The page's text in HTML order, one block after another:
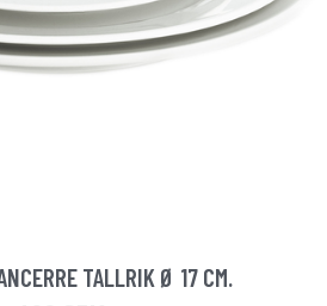
TALLRIK Ø 17 CM.